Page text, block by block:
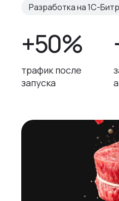
Разработка на 1С-
+50%
трафик после
запуска